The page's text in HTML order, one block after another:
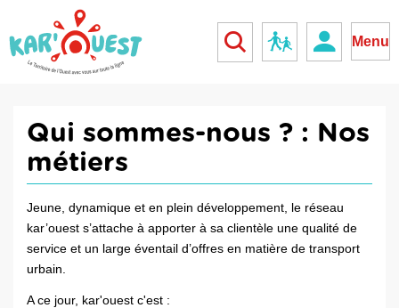
Menu
Réseau scolaire
Qui sommes-nous ? : Nos
métiers
Jeune, dynamique et en plein développement, le réseau
kar’ouest s’attache à apporter à sa clientèle une qualité de
service et un large éventail d’offres en matière de transport
urbain.
A ce jour, kar'ouest c'est :